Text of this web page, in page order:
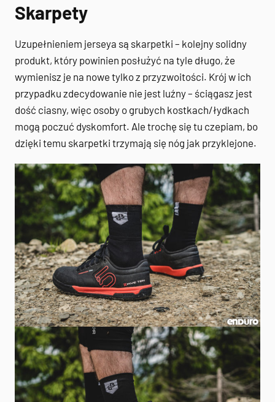
Skarpety
Uzupełnieniem jerseya są skarpetki – kolejny solidny
produkt, który powinien posłużyć na tyle długo, że
wymienisz je na nowe tylko z przyzwoitości. Krój w ich
przypadku zdecydowanie nie jest luźny – ściągasz jest
dość ciasny, więc osoby o grubych kostkach/łydkach
mogą poczuć dyskomfort. Ale trochę się tu czepiam, bo
dzięki temu skarpetki trzymają się nóg jak przyklejone.